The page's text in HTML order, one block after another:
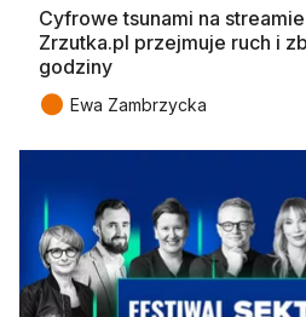
Cyfrowe tsunami na
Zrzutka.pl przejmuje ruch i
godziny
● Ewa Zambrzycka